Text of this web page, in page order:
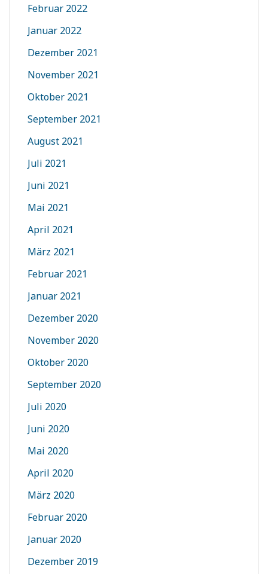
Februar 2022
Januar 2022
Dezember 2021
November 2021
Oktober 2021
September 2021
August 2021
Juli 2021
Juni 2021
Mai 2021
April 2021
März 2021
Februar 2021
Januar 2021
Dezember 2020
November 2020
Oktober 2020
September 2020
Juli 2020
Juni 2020
Mai 2020
April 2020
März 2020
Februar 2020
Januar 2020
Dezember 2019